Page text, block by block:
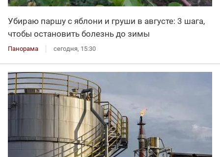
Убираю паршу с яблони и груши в августе: 3 шага,
чтобы остановить болезнь до зимы
Панорама сегодня, 15:30